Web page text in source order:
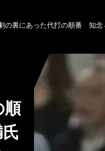
の裏にあった代打の順番 知
順